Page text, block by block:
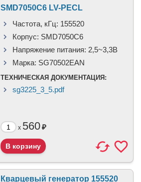
SMD7050C6 LV-PECL
Частота, кГц: 155520
Корпус: SMD7050C6
Напряжение питания: 2,5~3,3В
Марка: SG70502EAN
ТЕХНИЧЕСКАЯ ДОКУМЕНТАЦИЯ:
sg3225_3_5.pdf
x 560₽
Кварцевый генератор 155520